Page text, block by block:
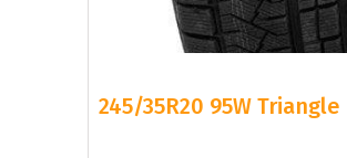
245/35R20 95W